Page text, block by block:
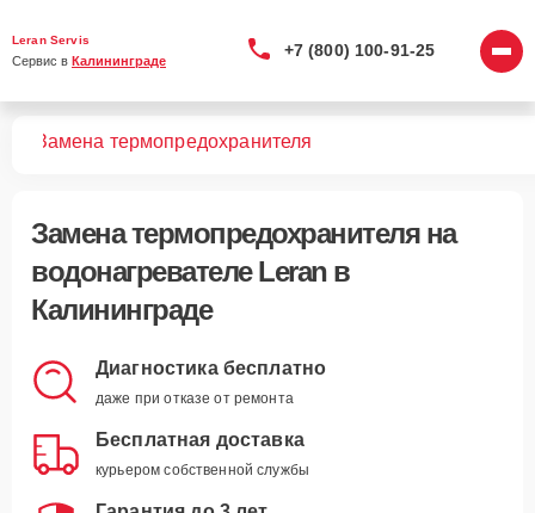
Leran Servis
Сервис в Калининграде
+7 (800) 100-91-25
Замена термопредохранителя
Замена термопредохранителяна
водонагревателе Leran в
Калининграде
Диагностика бесплатно
даже при отказе от ремонта
Бесплатная доставка
курьером собственной службы